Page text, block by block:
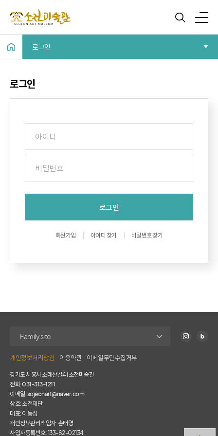
로그인
로그인
로그인
회원가입 아이디 찾기 비밀번호 찾기
경기도 시흥시 소래산길41 소전미술관
전화:031-313-1211
이메일:sojeonart@naver.com
상호: 소전재단
대표: 이동섭
개인정보관리책임자: 손태영
사업자등록번호: 133-82-02134
개인정보처리방침 이용약관 이메일무단수집거부